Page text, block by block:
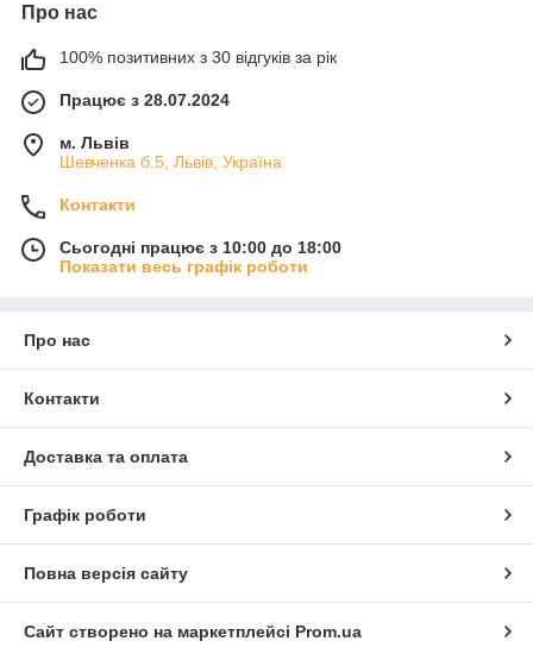
Про нас
100% позитивних з 30 відгуків за рік
Працює з 28.07.2024
м. Львів
Шевченка б.5, Львів, Україна
Контакти
Сьогодні працює з 10:00 до 18:00
Показати весь графік роботи
Про нас
Контакти
Доставка та оплата
Графік роботи
Повна версія сайту
Сайт створено на маркетплейсі Prom.ua